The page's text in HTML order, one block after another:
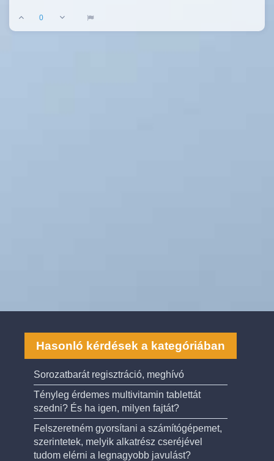
0
Hasonló kérdések a kategóriában
Sorozatbarát regisztráció, meghívó
Tényleg érdemes multivitamin tablettát
szedni? És ha igen, milyen fajtát?
Felszeretném gyorsítani a számítógépemet,
szerintetek, melyik alkatrész cseréjével
tudom elérni a legnagyobb javulást?